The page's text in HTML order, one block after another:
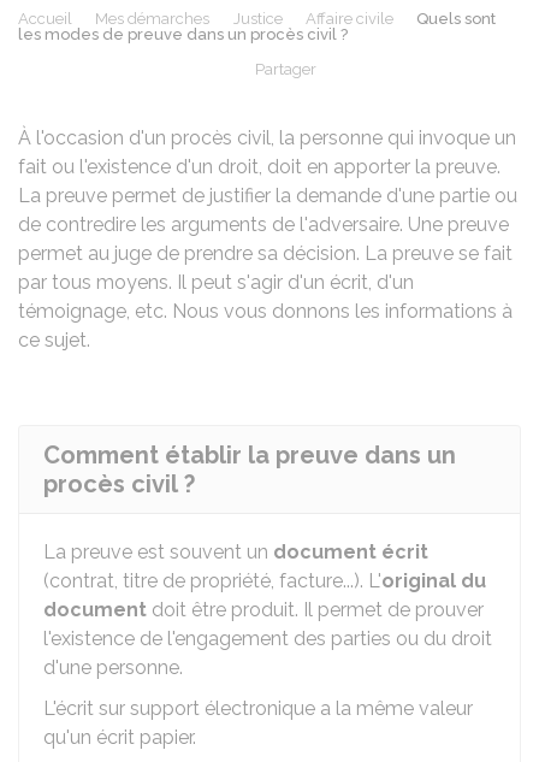
Accueil Mes démarches Justice Affaire civile
Quels sont
les modes de preuve dans un procès civil ?
Partager
À l'occasion d'un procès civil, la personne qui invoque un
fait ou l'existence d'un droit, doit en apporter la preuve.
La preuve permet de justifier la demande d'une partie ou
de contredire les arguments de l'adversaire. Une preuve
permet au juge de prendre sa décision. La preuve se fait
par tous moyens. Il peut s'agir d'un écrit, d'un
témoignage, etc. Nous vous donnons les informations à
ce sujet.
Comment établir la preuve dans un
procès civil ?
La preuve est souvent un document écrit
(contrat, titre de propriété, facture...). L'original du
document doit être produit. Il permet de prouver
l'existence de l'engagement des parties ou du droit
d'une personne.
L'écrit sur support électronique a la même valeur
qu'un écrit papier.